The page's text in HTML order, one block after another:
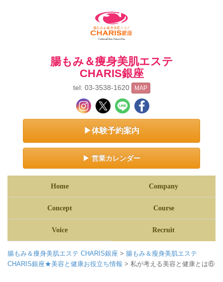
腸もみ＆痩身美肌エステ
CHARIS銀座
tel: 03-3538-1620 MAP
▶体験予約案内
▶ 営業カレンダー
Home Company
Concept Course
Voice Recruit
腸もみ＆痩身美肌エステ CHARIS銀座 > 腸もみ＆瘦身美肌エステ
CHARIS銀座★美容と健康お役立ち情報 > 私が考える美容と健康とは⑥